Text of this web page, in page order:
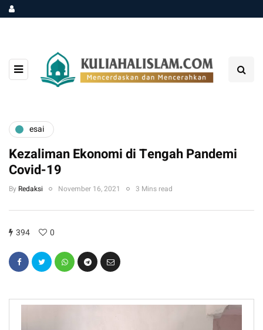
esai
Kezaliman Ekonomi di Tengah Pandemi
Covid-19
By Redaksi November 16, 2021 3 Mins read
394 0